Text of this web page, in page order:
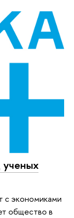
ученых
с экономиками
общество в